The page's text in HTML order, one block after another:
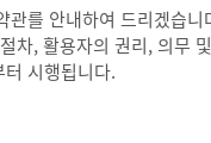
관를 안내하여 드리겠습니
차, 활용자의 권리, 의무
시행됩니다.